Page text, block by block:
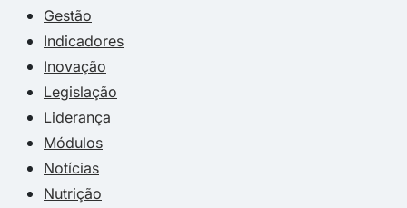
Gestão
Indicadores
Inovação
Legislação
Liderança
Módulos
Notícias
Nutrição